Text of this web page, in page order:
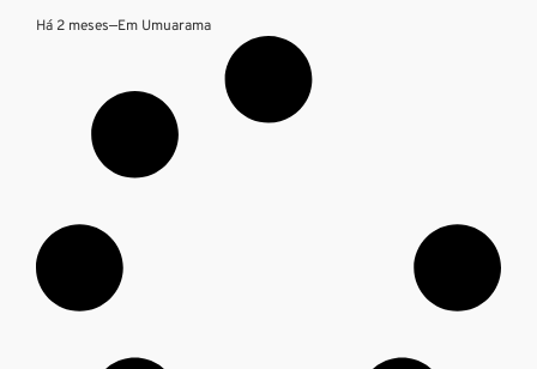
Há 2 meses—Em Umuarama